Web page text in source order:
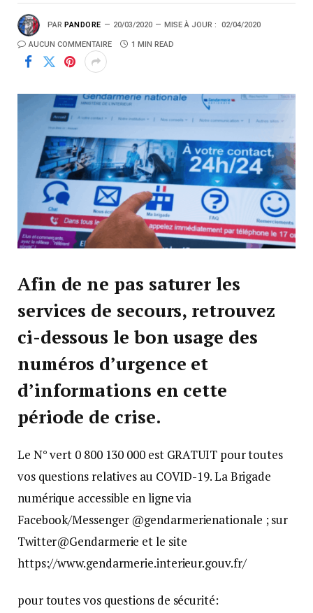
PAR PANDORE 20/03/2020 MISE À JOUR : 02/04/2020
AUCUN COMMENTAIRE 1 MIN READ
Afin de ne pas saturer les
services de secours, retrouvez
ci-dessous le bon usage des
numéros d’urgence et
d’informations en cette
période de crise.
Le N° vert 0 800 130 000 est GRATUIT pour toutes
vos questions relatives au COVID-19. La Brigade
numérique accessible en ligne via
Facebook/Messenger @gendarmerienationale ; sur
Twitter@Gendarmerie et le site
https://www.gendarmerie.interieur.gouv.fr/
pour toutes vos questions de sécurité: